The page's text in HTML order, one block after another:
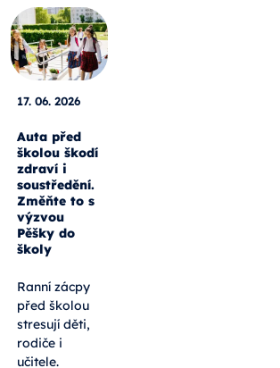
17. 06. 2026
Auta před
školou škodí
zdraví i
soustředění.
Změňte to s
výzvou
Pěšky do
školy
Ranní zácpy
před školou
stresují děti,
rodiče i
učitele.